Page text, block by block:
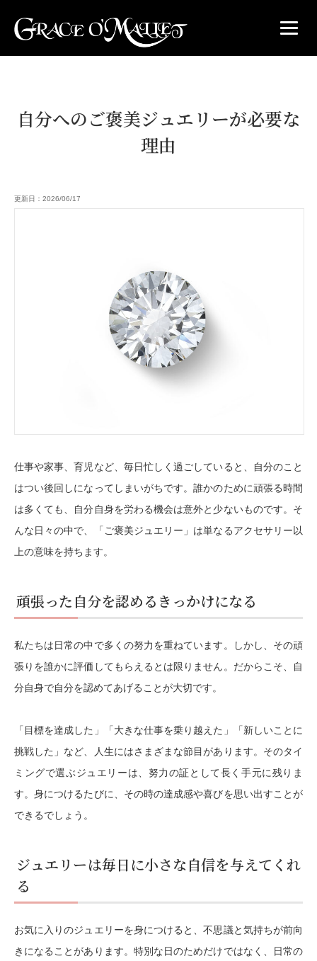
自分へのご褒美ジュエリーが必要な
理由
更新日：2026/06/17
仕事や家事、育児など、毎日忙しく過ごしていると、自分のこと
はつい後回しになってしまいがちです。誰かのために頑張る時間
は多くても、自分自身を労わる機会は意外と少ないものです。そ
んな日々の中で、「ご褒美ジュエリー」は単なるアクセサリー以
上の意味を持ちます。
頑張った自分を認めるきっかけになる
私たちは日常の中で多くの努力を重ねています。しかし、その頑
張りを誰かに評価してもらえるとは限りません。だからこそ、自
分自身で自分を認めてあげることが大切です。
「目標を達成した」「大きな仕事を乗り越えた」「新しいことに
挑戦した」など、人生にはさまざまな節目があります。そのタイ
ミングで選ぶジュエリーは、努力の証として長く手元に残りま
す。身につけるたびに、その時の達成感や喜びを思い出すことが
できるでしょう。
ジュエリーは毎日に小さな自信を与えてくれ
る
お気に入りのジュエリーを身につけると、不思議と気持ちが前向
きになることがあります。特別な日のためだけではなく、日常の